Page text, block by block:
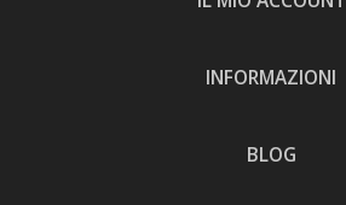
INFORMAZIONI
BLOG